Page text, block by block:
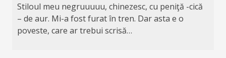
Stiloul meu negruuuuu, chinezesc, cu peniţă -cică
– de aur. Mi-a fost furat în tren. Dar asta e o
poveste, care ar trebui scrisă…